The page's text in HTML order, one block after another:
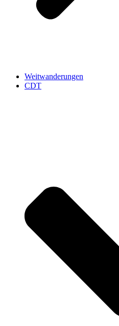
Weitwanderungen
CDT